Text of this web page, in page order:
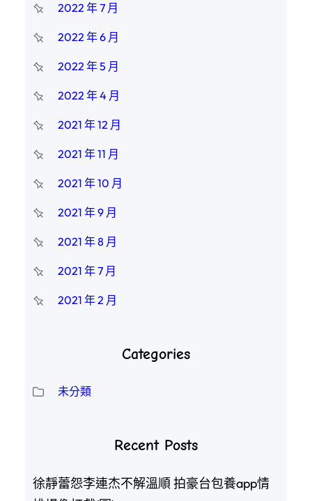
2022 年 7 月
2022 年 6 月
2022 年 5 月
2022 年 4 月
2021 年 12 月
2021 年 11 月
2021 年 10 月
2021 年 9 月
2021 年 8 月
2021 年 7 月
2021 年 2 月
Categories
未分類
Recent Posts
徐靜蕾怨李連杰不解溫順 拍豪台包養app情